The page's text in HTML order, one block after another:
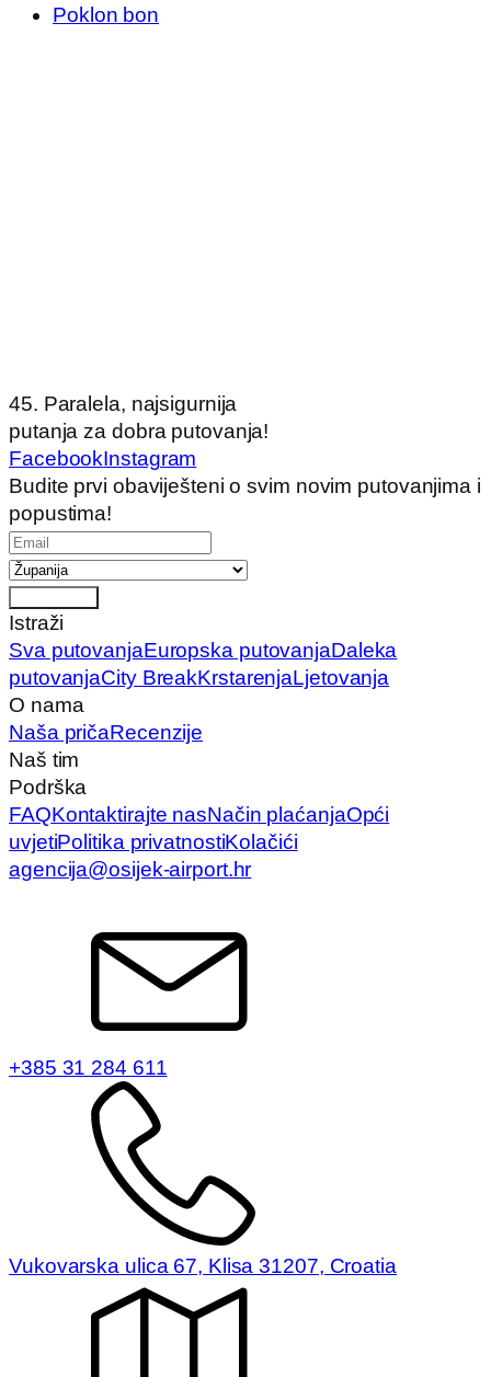
Poklon bon
45. Paralela, najsigurnija
putanja za dobra putovanja!
FacebookInstagram
Budite prvi obaviješteni o svim novim putovanjima i
popustima!
Istraži
Sva putovanjaEuropska putovanjaDaleka
putovanjaCity BreakKrstarenjaLjetovanja
O nama
Naša pričaRecenzije
Naš tim
Podrška
FAQKontaktirajte nasNačin plaćanjaOpći
uvjetiPolitika privatnostiKolačići
agencija@osijek-airport.hr
+385 31 284 611
Vukovarska ulica 67, Klisa 31207, Croatia